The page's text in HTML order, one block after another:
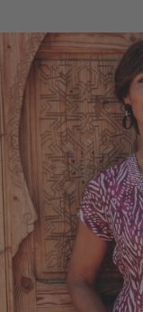
MA
LISTE
D’ENVIE